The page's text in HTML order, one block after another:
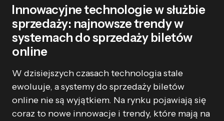
Innowacyjne technologie w służbie
sprzedaży: najnowsze trendy w
systemach do sprzedaży biletów
online
W dzisiejszych czasach technologia stale
ewoluuje, a systemy do sprzedaży biletów
online nie są wyjątkiem. Na rynku pojawiają się
coraz to nowe innowacje i trendy, które mają na